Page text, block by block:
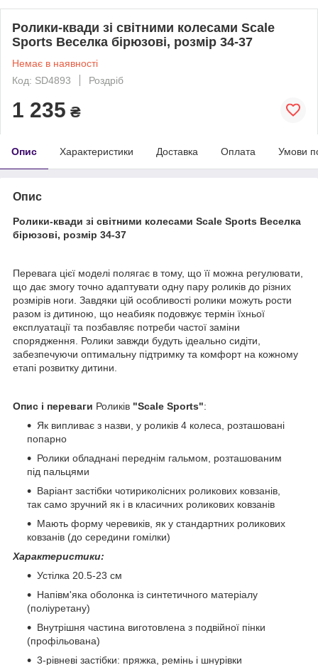
Ролики-квади зі світними колесами Scale
Sports Веселка бірюзові, розмір 34-37
Немає в наявності
Код: SD4893
Роздріб
1 235 ₴
Опис Характеристики Доставка Оплата Умови
Опис
Ролики-квади зі світними колесами Scale Sports Веселка
бірюзові, розмір 34-37
Перевага цієї моделі полягає в тому, що її можна регулювати,
що дає змогу точно адаптувати одну пару роликів до різних
розмірів ноги. Завдяки цій особливості ролики можуть рости
разом із дитиною, що неабияк подовжує термін їхньої
експлуатації та позбавляє потреби частої заміни
спорядження. Ролики завжди будуть ідеально сидіти,
забезпечуючи оптимальну підтримку та комфорт на кожному
етапі розвитку дитини.
Опис і переваги Роликів "Scale Sports":
Як випливає з назви, у роликів 4 колеса, розташовані
попарно
Ролики обладнані переднім гальмом, розташованим
під пальцями
Варіант застібки чотириколісних роликових ковзанів,
так само зручний як і в класичних роликових ковзанів
Мають форму черевиків, як у стандартних роликових
ковзанів (до середини гомілки)
Характеристики:
Устілка 20.5-23 см
Напівм'яка оболонка із синтетичного матеріалу
(поліуретану)
Внутрішня частина виготовлена з подвійної пінки
(профільована)
3-рівневі застібки: пряжка, ремінь і шнурівки